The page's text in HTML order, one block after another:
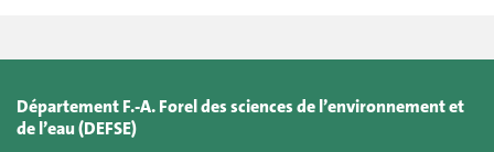
Département F.-A. Forel des sciences de l’environnement et
de l’eau (DEFSE)